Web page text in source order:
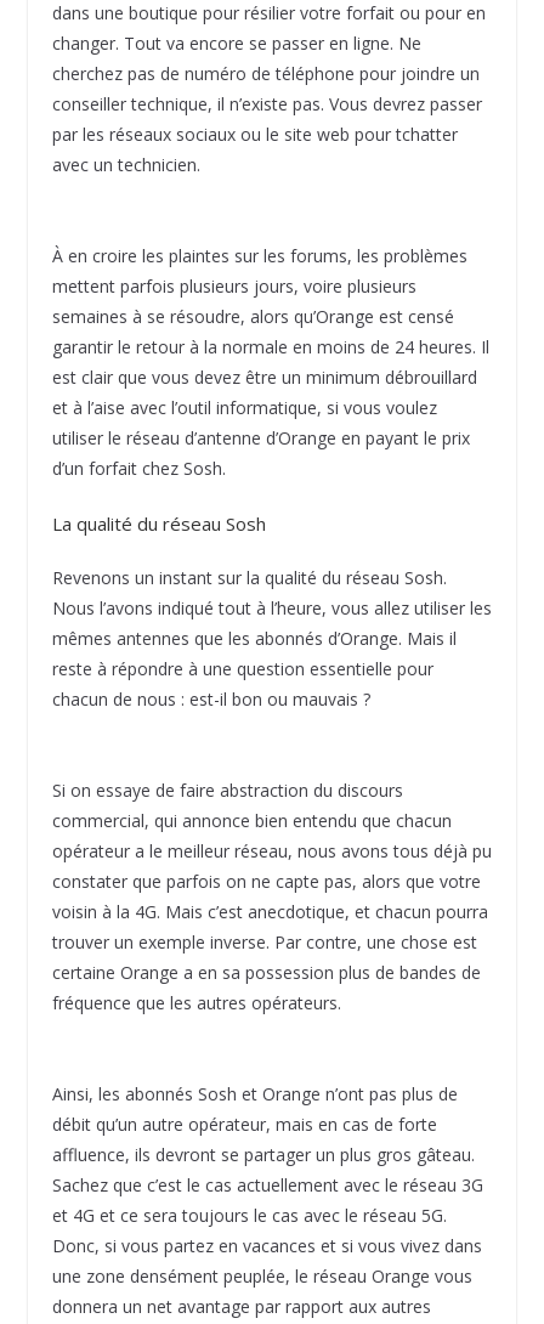
dans une boutique pour résilier votre forfait ou pour en
changer. Tout va encore se passer en ligne. Ne
cherchez pas de numéro de téléphone pour joindre un
conseiller technique, il n’existe pas. Vous devrez passer
par les réseaux sociaux ou le site web pour tchatter
avec un technicien.
À en croire les plaintes sur les forums, les problèmes
mettent parfois plusieurs jours, voire plusieurs
semaines à se résoudre, alors qu’Orange est censé
garantir le retour à la normale en moins de 24 heures. Il
est clair que vous devez être un minimum débrouillard
et à l’aise avec l’outil informatique, si vous voulez
utiliser le réseau d’antenne d’Orange en payant le prix
d’un forfait chez Sosh.
La qualité du réseau Sosh
Revenons un instant sur la qualité du réseau Sosh.
Nous l’avons indiqué tout à l’heure, vous allez utiliser les
mêmes antennes que les abonnés d’Orange. Mais il
reste à répondre à une question essentielle pour
chacun de nous : est-il bon ou mauvais ?
Si on essaye de faire abstraction du discours
commercial, qui annonce bien entendu que chacun
opérateur a le meilleur réseau, nous avons tous déjà pu
constater que parfois on ne capte pas, alors que votre
voisin à la 4G. Mais c’est anecdotique, et chacun pourra
trouver un exemple inverse. Par contre, une chose est
certaine Orange a en sa possession plus de bandes de
fréquence que les autres opérateurs.
Ainsi, les abonnés Sosh et Orange n’ont pas plus de
débit qu’un autre opérateur, mais en cas de forte
affluence, ils devront se partager un plus gros gâteau.
Sachez que c’est le cas actuellement avec le réseau 3G
et 4G et ce sera toujours le cas avec le réseau 5G.
Donc, si vous partez en vacances et si vous vivez dans
une zone densément peuplée, le réseau Orange vous
donnera un net avantage par rapport aux autres